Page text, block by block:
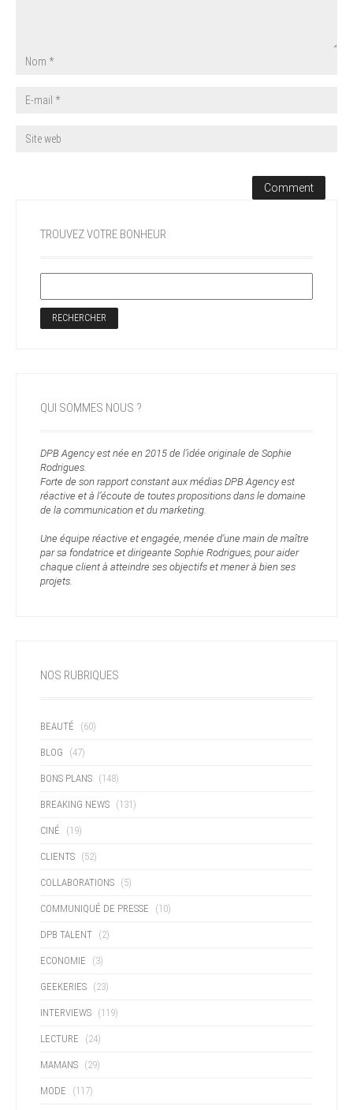
TROUVEZ VOTRE BONHEUR
QUI SOMMES NOUS ?
DPB Agency est née en 2015 de l’idée originale de Sophie
Rodrigues.
Forte de son rapport constant aux médias DPB Agency est
réactive et à l’écoute de toutes propositions dans le domaine
de la communication et du marketing.
Une équipe réactive et engagée, menée d’une main de maître
par sa fondatrice et dirigeante Sophie Rodrigues, pour aider
chaque client à atteindre ses objectifs et mener à bien ses
projets.
NOS RUBRIQUES
BEAUTÉ (60)
BLOG (47)
BONS PLANS (148)
BREAKING NEWS (131)
CINÉ (19)
CLIENTS (52)
COLLABORATIONS (5)
COMMUNIQUÉ DE PRESSE (10)
DPB TALENT (2)
ECONOMIE (3)
GEEKERIES (23)
INTERVIEWS (119)
LECTURE (24)
MAMANS (29)
MODE (117)